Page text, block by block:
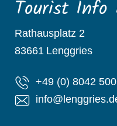
Tourist Info
Rathausplatz 2
83661 Lenggries
+49 (0) 8042